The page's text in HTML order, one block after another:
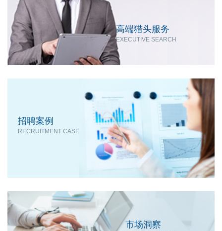
高端猎头服务
EXECUTIVE SEARCH
招聘案例
RECRUITMENT CASE
市场洞察